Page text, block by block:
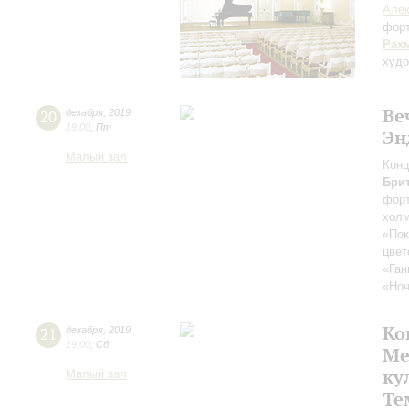
20 декабря 2019
19:00 Пт
Малый зал
21 декабря 2019
19:00 Сб
Малый зал